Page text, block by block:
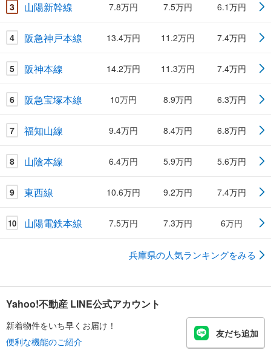
3 山陽新幹線 7.8万円 7.5万円 6.1万円
4 阪急神戸本線 13.4万円 11.2万円 7.4万円
5 阪神本線 14.2万円 11.3万円 7.4万円
6 阪急宝塚本線 10万円 8.9万円 6.3万円
7 福知山線 9.4万円 8.4万円 6.8万円
8 山陰本線 6.4万円 5.9万円 5.6万円
9 東西線 10.6万円 9.2万円 7.4万円
10 山陽電鉄本線 7.5万円 7.3万円 6万円
兵庫県の人気ランキングをみる
Yahoo!不動産 LINE公式アカウント
新着物件をいち早くお届け！
便利な機能のご紹介
友だち追加